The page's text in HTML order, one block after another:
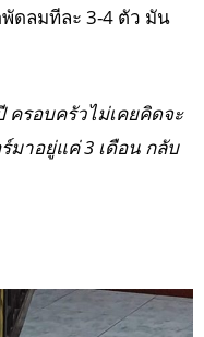
พัดลมทีละ 3-4 ตัว มัน
ครอบครัวไม่เคยคิดจะ
มาอยู่แค่ 3 เดือน กลับ